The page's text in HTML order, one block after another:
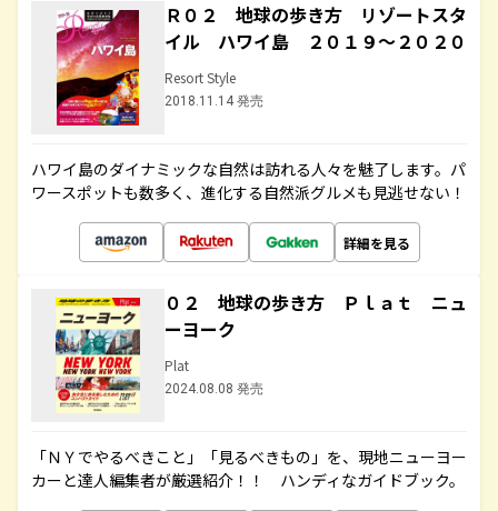
Ｒ０２ 地球の歩き方 リゾートスタ
イル ハワイ島 ２０１９～２０２０
Resort Style
2018.11.14 発売
ハワイ島のダイナミックな自然は訪れる人々を魅了します。パ
ワースポットも数多く、進化する自然派グルメも見逃せない！
詳細を見る
０２ 地球の歩き方 Ｐｌａｔ ニュ
ーヨーク
Plat
2024.08.08 発売
「ＮＹでやるべきこと」「見るべきもの」を、現地ニューヨー
カーと達人編集者が厳選紹介！！ ハンディなガイドブック。